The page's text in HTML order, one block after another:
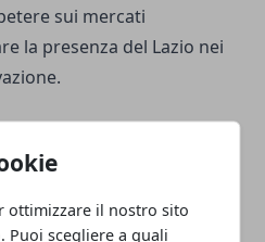
ottimizzare il nostro sito
Puoi scegliere a quali
sui mercati
la presenza del Lazio nei